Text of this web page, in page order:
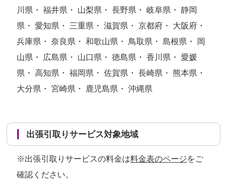
川県・ 福井県・ 山梨県・ 長野県・ 岐阜県・ 静岡
県・ 愛知県・ 三重県・ 滋賀県・ 京都府・ 大阪府・
兵庫県・ 奈良県・ 和歌山県・ 鳥取県・ 島根県・ 岡
山県・ 広島県・ 山口県・ 徳島県・ 香川県・ 愛媛
県・ 高知県・ 福岡県・ 佐賀県・ 長崎県・ 熊本県・
大分県・ 宮崎県・ 鹿児島県・ 沖縄県
出張引取りサービス対象地域
※出張引取りサービスの料金は料金表のページをご
確認ください。